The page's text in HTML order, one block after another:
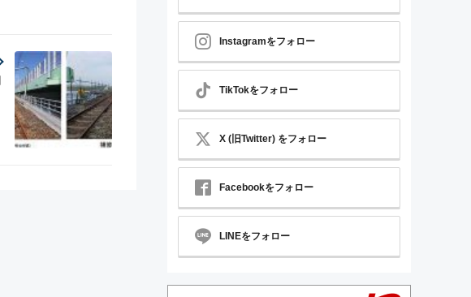
Instagramをフォロー
TikTokをフォロー
X (旧Twitter) をフォロー
Facebookをフォロー
LINEをフォロー